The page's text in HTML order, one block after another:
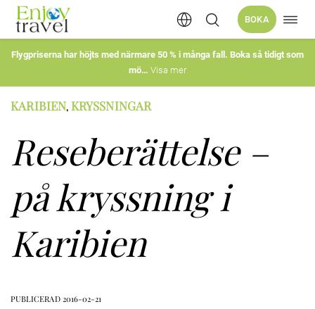
Hoppa
till
innehåll
BOKA
Flygpriserna har höjts med närmare 50 % i många fall. Boka så tidigt som
mö
Visa mer
KARIBIEN, KRYSSNINGAR
Reseberättelse –
på kryssning i
Karibien
PUBLICERAD 2016-02-21